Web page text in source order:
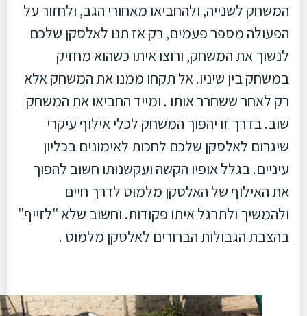
המשחק לשנייה, ולהחביאו מאחורי הגב, ולחזור על
הפעולה מספר פעמים, רק אז תנו לאלסקן שלכם
לנשוך את המשחק, ורוצו איתו כשהוא מחזיק
במשחק בין שיניו. אל תקחו ממנו את המשחק אלא
רק לאחר ששחרר אותו . ומייד החביאו את המשחק
שוב. בדרך זו יהפוך המשחק לכלי אילוף עיקרי
שיגרום לאלסקן שלכם לחכות לאימונים בכליון
עיניים. בגלל אופיו הקשה ועקשנותו חשוב להפוך
את האילוף של האלסקן מלמוט לדרך חיים
ולהמשיך ולתרגל איתו פקודות. וחשוב שלא "לזייף"
בהצבת הגבולות הברורים לאלסקן מלמוט .